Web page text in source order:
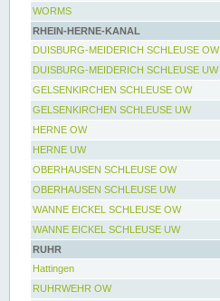
WORMS
RHEIN-HERNE-KANAL
DUISBURG-MEIDERICH SCHLEUSE OW
DUISBURG-MEIDERICH SCHLEUSE UW
GELSENKIRCHEN SCHLEUSE OW
GELSENKIRCHEN SCHLEUSE UW
HERNE OW
HERNE UW
OBERHAUSEN SCHLEUSE OW
OBERHAUSEN SCHLEUSE UW
WANNE EICKEL SCHLEUSE OW
WANNE EICKEL SCHLEUSE UW
RUHR
Hattingen
RUHRWEHR OW